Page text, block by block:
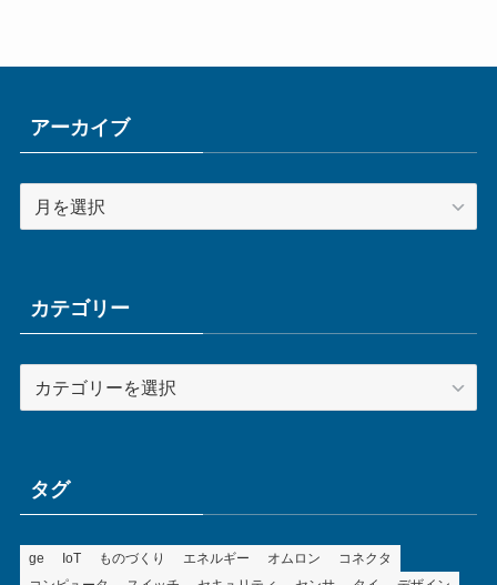
アーカイブ
ー
ブカテゴリー
テ
ータグ
ge IoT ものづくり エネルギー オムロン
コネクタ